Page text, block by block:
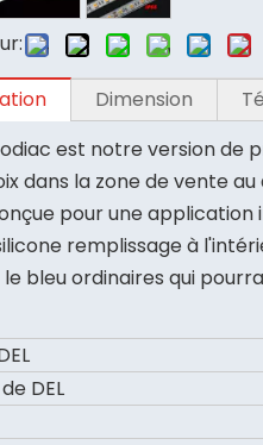
Dimension
est notre version de
dans la zone de vente
pour une application
remplissage à
bleu ordinaires qui
DEL